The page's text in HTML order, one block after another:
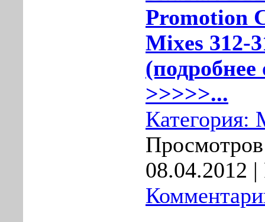
Promotion
Mixes 312-
(подробнее
>>>>>...
Категория:
08.04.2012 |